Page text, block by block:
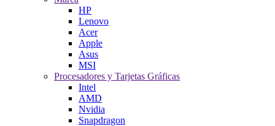
HP
Lenovo
Acer
Apple
Asus
MSI
Procesadores y Tarjetas Gráficas
Intel
AMD
Nvidia
Snapdragon